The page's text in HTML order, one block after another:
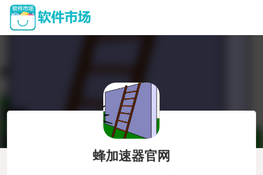
蜂加速器官网